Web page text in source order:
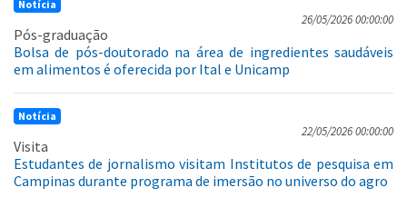
Notícia
26/05/2026 00:00:00
Pós-graduação
Bolsa de pós-doutorado na área de ingredientes saudáveis
em alimentos é oferecida por Ital e Unicamp
Notícia
22/05/2026 00:00:00
Visita
Estudantes de jornalismo visitam Institutos de pesquisa em
Campinas durante programa de imersão no universo do agro